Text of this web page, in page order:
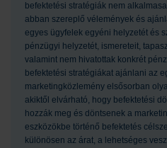
befektetési stratégiák nem
abban szereplő vélemények és
egyes ügyfelek egyéni helyzetét és
pénzügyi helyzetét, ismereteit,
valamint nem hivatottak konkrét
befektetési stratégiákat ajánlani az
marketingközlemény elsősorban
akiktől elvárható, hogy befektetési
hozzák meg és döntsenek a
eszközökbe történő befektetés
különösen az árat, a lehetséges